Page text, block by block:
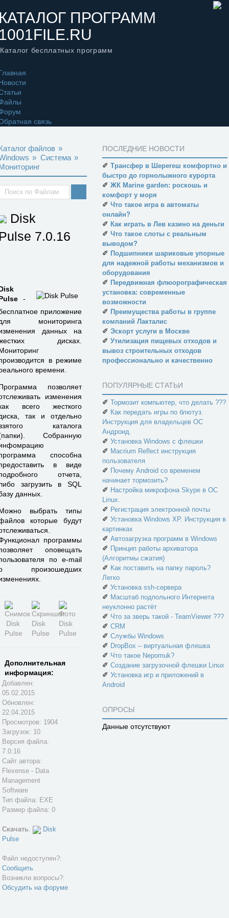
ПРОГРАММ
Каталог бесплатных программ
связь
файлов »
» Система »
Disk
7.0.16
-
приложение
мониторинга
данных на
дисках.
в режиме
времени.
позволяет
изменения
всего жесткого
так и отдельно
каталога
Собранную
способна
в виде
отчета,
загрузить в SQL
данных.
выбрать типы
которые будут
программы
оповещать
по e-mail
произошедших
Дополнительная
информация:
Добавлен:
05.02.2015
Обновлен:
22.04.2015
Просмотров: 1904
Загрузок: 10
Версия файла:
7.0.16
Сайт автора:
Flexense - Data
Management
Software
Тип файла: EXE
Размер файла: 0
Скачать:
Disk
Pulse
Файл недоступен?:
Сообщить
Возникли вопросы?:
Обсудить на форуме
ПОСЛЕДНИЕ НОВОСТИ
✐ Трансфер в Шерегеш комфортно и
быстро до горнолыжного курорта
✐ ЖК Marine garden: роскошь и
комфорт у моря
✐ Что такое игра в автоматы
онлайн?
✐ Как играть в Лев казино на деньги
✐ Что такое слоты с реальным
выводом?
✐ Подшипники шариковые упорные
для надежной работы механизмов и
оборудования
✐ Передвижная флюорографическая
установка: современные
возможности
✐ Преимущества работы в группе
компаний Лакталис
✐ Эскорт услуги в Москве
✐ Утилизация пищевых отходов и
вывоз строительных отходов
профессионально и качественно
ПОПУЛЯРНЫЕ СТАТЬИ
✐ Тормозит компьютер, что делать ???
✐ Как передать игры по блютуз.
Инструкция для владельцев ОС
Андроид.
✐ Установка Windows с флешки
✐ Macrium Reflect инструкция
пользователя
✐ Почему Android со временем
начинает тормозить?
✐ Настройка микрофона Skype в ОС
Linux.
✐ Регистрация электронной почты
✐ Установка Windows XP. Инструкция в
картинках
✐ Автозагрузка программ в Windows
✐ Принцип работы архиватора
(Алгоритмы сжатия)
✐ Как поставить на папку пароль?
Легко
✐ Установка ssh-сервера
✐ Масштаб подпольного Интернета
неуклонно растёт
✐ Что за зверь такой - TeamViewer ???
✐ CRM
✐ Службы Windows
✐ DropBox – виртуальная флешка
✐ Что такое Nepomuk?
✐ Создание загрузочной флешки Linux
✐ Установка игр и приложений в
Android
ОПРОСЫ
Данные отсутствуют